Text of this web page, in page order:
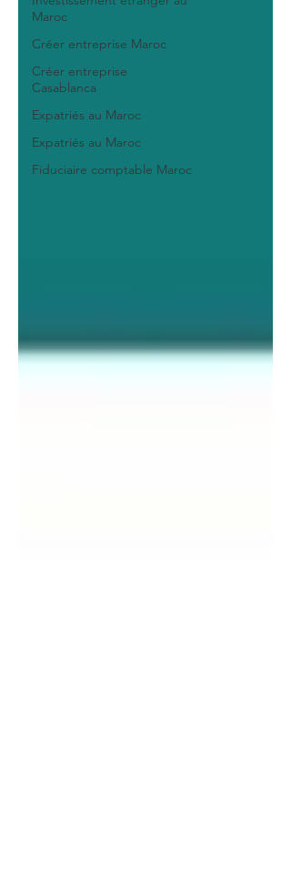
Maroc
Créer entreprise Maroc
Créer entreprise
Casablanca
Expatriés au Maroc
Expatriés au Maroc
Fiduciaire comptable Maroc